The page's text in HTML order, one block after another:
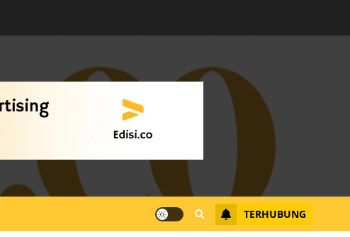
TERHUBUNG
Warga Rempang Ajukan
Kota Batam, Soroti
Aktivitas yang Resahkan
0
Batam Berhenti
Merampas Tanah Warga
Rempang
JULI 15, 2026